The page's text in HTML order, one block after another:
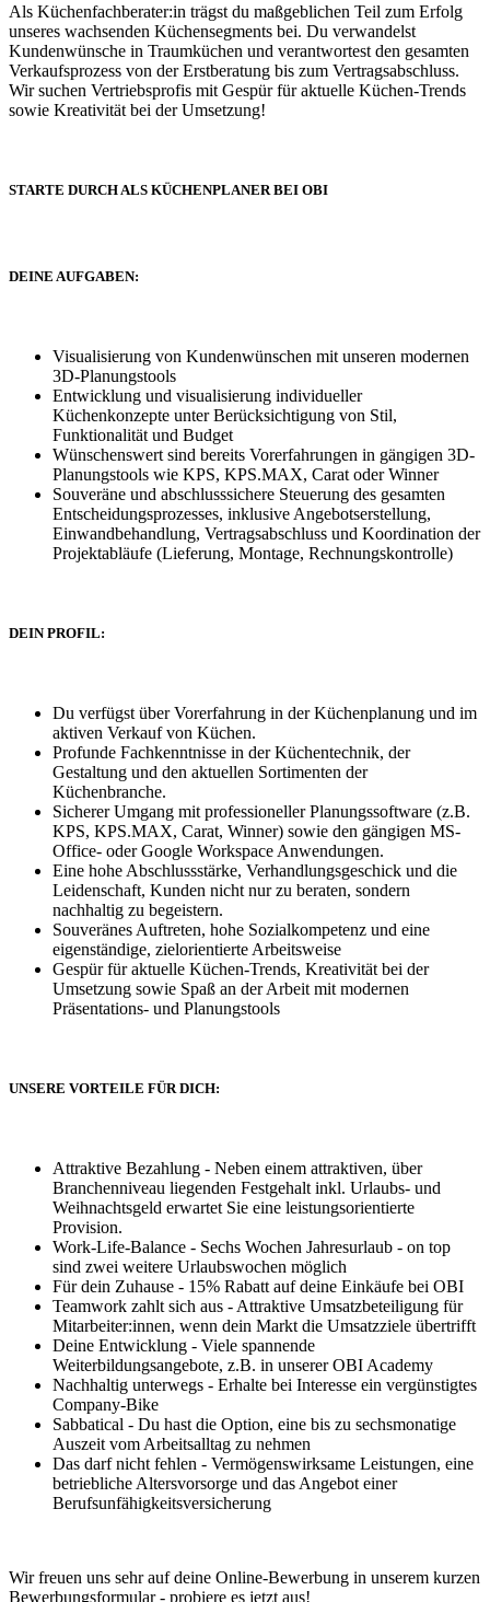
Als Küchenfachberater:in trägst du maßgeblichen Teil zum Erfolg
unseres wachsenden Küchensegments bei. Du verwandelst
Kundenwünsche in Traumküchen und verantwortest den gesamten
Verkaufsprozess von der Erstberatung bis zum Vertragsabschluss.
Wir suchen Vertriebsprofis mit Gespür für aktuelle Küchen-Trends
sowie Kreativität bei der Umsetzung!
STARTE DURCH ALS KÜCHENPLANER BEI OBI
DEINE AUFGABEN:
Visualisierung von Kundenwünschen mit unseren modernen
3D-Planungstools
Entwicklung und visualisierung individueller
Küchenkonzepte unter Berücksichtigung von Stil,
Funktionalität und Budget
Wünschenswert sind bereits Vorerfahrungen in gängigen 3D-
Planungstools wie KPS, KPS.MAX, Carat oder Winner
Souveräne und abschlusssichere Steuerung des gesamten
Entscheidungsprozesses, inklusive Angebotserstellung,
Einwandbehandlung, Vertragsabschluss und Koordination der
Projektabläufe (Lieferung, Montage, Rechnungskontrolle)
DEIN PROFIL:
Du verfügst über Vorerfahrung in der Küchenplanung und im
aktiven Verkauf von Küchen.
Profunde Fachkenntnisse in der Küchentechnik, der
Gestaltung und den aktuellen Sortimenten der
Küchenbranche.
Sicherer Umgang mit professioneller Planungssoftware (z.B.
KPS, KPS.MAX, Carat, Winner) sowie den gängigen MS-
Office- oder Google Workspace Anwendungen.
Eine hohe Abschlussstärke, Verhandlungsgeschick und die
Leidenschaft, Kunden nicht nur zu beraten, sondern
nachhaltig zu begeistern.
Souveränes Auftreten, hohe Sozialkompetenz und eine
eigenständige, zielorientierte Arbeitsweise
Gespür für aktuelle Küchen-Trends, Kreativität bei der
Umsetzung sowie Spaß an der Arbeit mit modernen
Präsentations- und Planungstools
UNSERE VORTEILE FÜR DICH:
Attraktive Bezahlung - Neben einem attraktiven, über
Branchenniveau liegenden Festgehalt inkl. Urlaubs- und
Weihnachtsgeld erwartet Sie eine leistungsorientierte
Provision.
Work-Life-Balance - Sechs Wochen Jahresurlaub - on top
sind zwei weitere Urlaubswochen möglich
Für dein Zuhause - 15% Rabatt auf deine Einkäufe bei OBI
Teamwork zahlt sich aus - Attraktive Umsatzbeteiligung für
Mitarbeiter:innen, wenn dein Markt die Umsatzziele übertrifft
Deine Entwicklung - Viele spannende
Weiterbildungsangebote, z.B. in unserer OBI Academy
Nachhaltig unterwegs - Erhalte bei Interesse ein vergünstigtes
Company-Bike
Sabbatical - Du hast die Option, eine bis zu sechsmonatige
Auszeit vom Arbeitsalltag zu nehmen
Das darf nicht fehlen - Vermögenswirksame Leistungen, eine
betriebliche Altersvorsorge und das Angebot einer
Berufsunfähigkeitsversicherung
Wir freuen uns sehr auf deine Online-Bewerbung in unserem kurzen
Bewerbungsformular - probiere es jetzt aus!